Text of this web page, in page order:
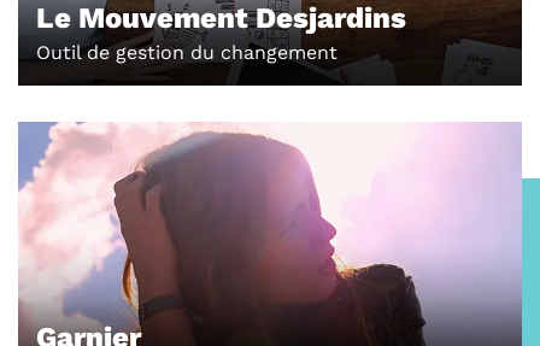
Le Mouvement Desjardins
Outil de gestion du changement
Garnier